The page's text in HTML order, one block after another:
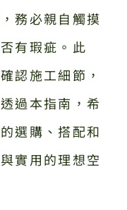
務必親自觸摸
有瑕疵。此
認施工細節，
過本指南，希
選購、搭配和
實用的理想空